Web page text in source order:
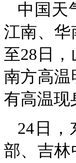
中国天
江南、华
至28日
南方高温
有高温现
24日
部、吉林